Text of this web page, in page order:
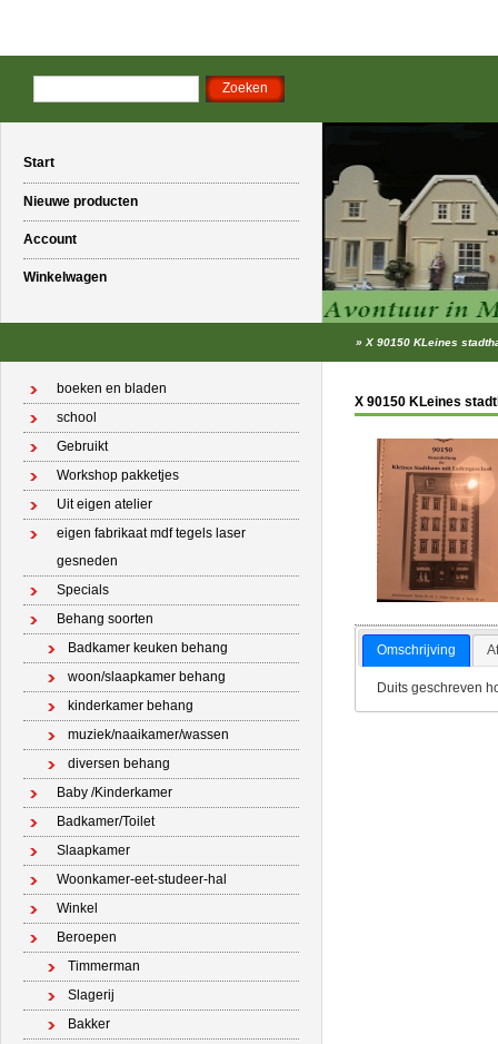
Start
Nieuwe producten
Account
Winkelwagen
» X 90150 KLeines
boeken en bladen
school
Gebruikt
Workshop pakketjes
Uit eigen atelier
eigen fabrikaat mdf tegels laser
gesneden
Specials
Behang soorten
Badkamer keuken behang
woon/slaapkamer behang
kinderkamer behang
muziek/naaikamer/wassen
diversen behang
Baby /Kinderkamer
Badkamer/Toilet
Slaapkamer
Woonkamer-eet-studeer-hal
Winkel
Beroepen
Timmerman
Slagerij
Bakker
X 90150 KLeines
Omschrijving
Duits geschreven